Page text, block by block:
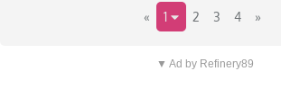
« 1 2 3 4 »
▼ Ad by Refinery89